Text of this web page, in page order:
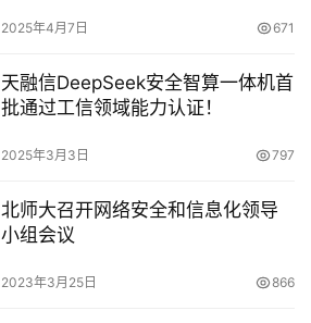
2025年4月7日 671
天融信DeepSeek安全智算一体机首
批通过工信领域能力认证！
2025年3月3日 797
北师大召开网络安全和信息化领导
小组会议
2023年3月25日 866